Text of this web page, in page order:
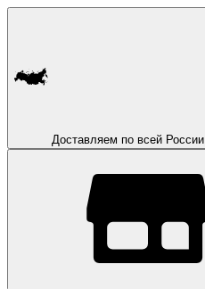
Доставляем по всей России